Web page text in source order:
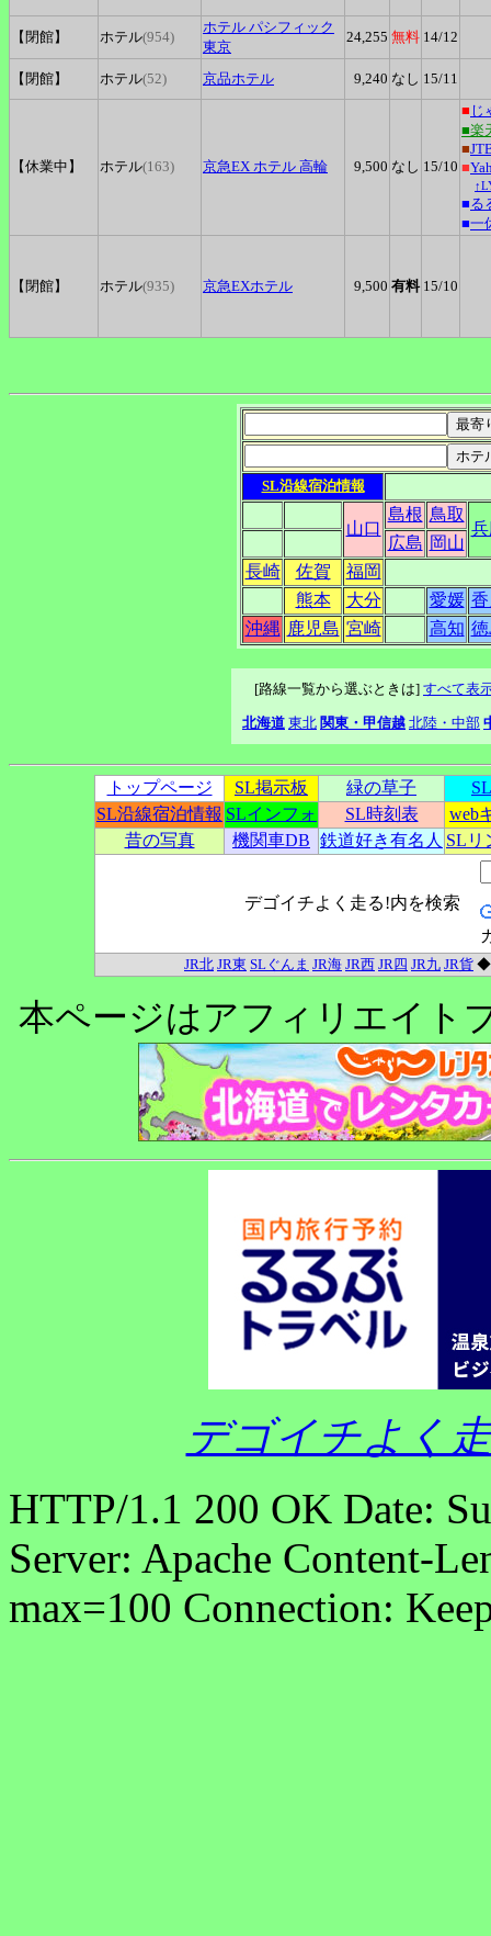
【閉館】 ホテル(954)
ホテル パシフィック
東京
24,255 無料 14/12
【閉館】 ホテル(52) 京品ホテル 9,240 なし 15/11
【休業中】 ホテル(163) 京急EX ホテル 高輪 9,500 なし 15/10
■ じ
■楽
■
■
■る
■一
【閉館】 ホテル(935) 京急EXホテル 9,500 有料 15/10
SL沿線宿泊情報
山口
島根 鳥取
広島 岡山
長崎
佐賀
福岡
熊本
大分 愛媛
沖縄 鹿児島 宮崎 高知
[路線一覧から選ぶときは] すべて表
北海道 東北 関東・甲信越 北陸・中部
トップページ SL掲示板 緑の草子
SL沿線宿泊情報 SLインフォ SL時刻表
web
昔の写真
機関車DB 鉄道好き有名人 SLリ
デゴイチよく走る!内を検索
JR北 JR東 SLぐんま JR海 JR西 JR四 JR九 JR貨
本ページはアフィリエイト
デゴイチよく
HTTP/1.1 200 OK Date:
Server: Apache Content-
max=100 Connection: